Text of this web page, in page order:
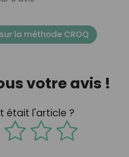
la méthode CROQ
votre avis !
était l'article ?